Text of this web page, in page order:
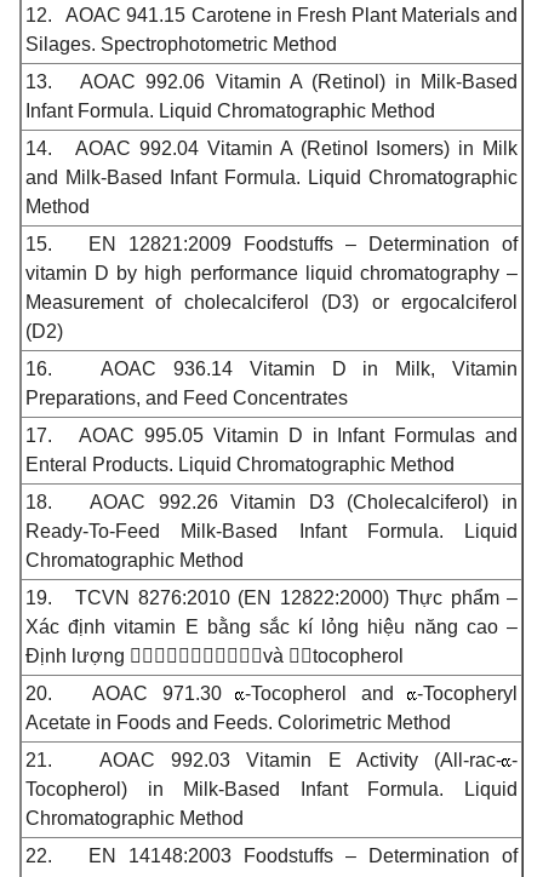
12.
AOAC 941.15 Carotene in Fresh Plant Materials and
Silages. Spectrophotometric Method
13.
AOAC 992.06 Vitamin A (Retinol) in Milk-Based
Infant Formula. Liquid Chromatographic Method
14.
AOAC 992.04 Vitamin A (Retinol Isomers) in Milk
and Milk-Based Infant Formula. Liquid Chromatographic
Method
15.
EN 12821:2009 Foodstuffs – Determination of
vitamin D by high performance liquid chromatography –
Measurement of cholecalciferol (D3) or ergocalciferol
(D2)
16.
AOAC 936.14 Vitamin D in Milk, Vitamin
Preparations, and Feed Concentrates
17.
AOAC 995.05 Vitamin D in Infant Formulas and
Enteral Products. Liquid Chromatographic Method
18.
AOAC 992.26 Vitamin D3 (Cholecalciferol) in
Ready-To-Feed Milk-Based Infant Formula. Liquid
Chromatographic Method
19.
TCVN 8276:2010 (EN 12822:2000) Thực phẩm –
Xác định vitamin E bằng sắc kí lỏng hiệu năng cao –
Định lượng và tocopherol
20.
AOAC 971.30 -Tocopherol and -Tocopheryl
Acetate in Foods and Feeds. Colorimetric Method
21.
AOAC 992.03 Vitamin E Activity (All-rac- -
Tocopherol) in Milk-Based Infant Formula. Liquid
Chromatographic Method
22.
EN 14148:2003 Foodstuffs – Determination of